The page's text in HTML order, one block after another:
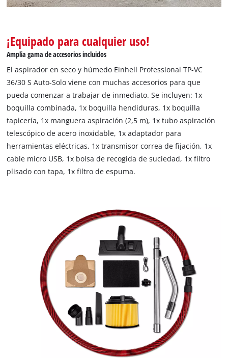
¡Equipado para cualquier uso!
Amplia gama de accesorios incluidos
El aspirador en seco y húmedo Einhell Professional TP-VC
36/30 S Auto-Solo viene con muchas accesorios para que
pueda comenzar a trabajar de inmediato. Se incluyen: 1x
boquilla combinada, 1x boquilla hendiduras, 1x boquilla
tapicería, 1x manguera aspiración (2,5 m), 1x tubo aspiración
telescópico de acero inoxidable, 1x adaptador para
herramientas eléctricas, 1x transmisor correa de fijación, 1x
cable micro USB, 1x bolsa de recogida de suciedad, 1x filtro
plisado con tapa, 1x filtro de espuma.